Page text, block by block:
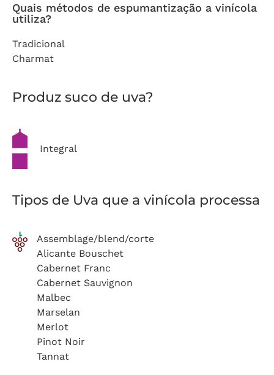
Quais métodos de espumantização a vinícola
utiliza?
Tradicional
Charmat
Produz suco de uva?
Integral
Tipos de Uva que a vinícola processa
Assemblage/blend/corte
Alicante Bouschet
Cabernet Franc
Cabernet Sauvignon
Malbec
Marselan
Merlot
Pinot Noir
Tannat